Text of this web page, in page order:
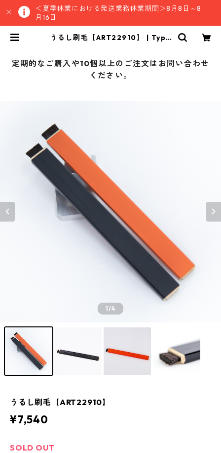
＜夏季休業における発送業務休業期間＞8月8日～8
月16日
うるし刷毛【ART22910】 | Type
定期的なご購入や10個以上のご注文はお問い合わせ
ください。
1/4
うるし刷毛【ART22910】
¥7,540
SOLD OUT